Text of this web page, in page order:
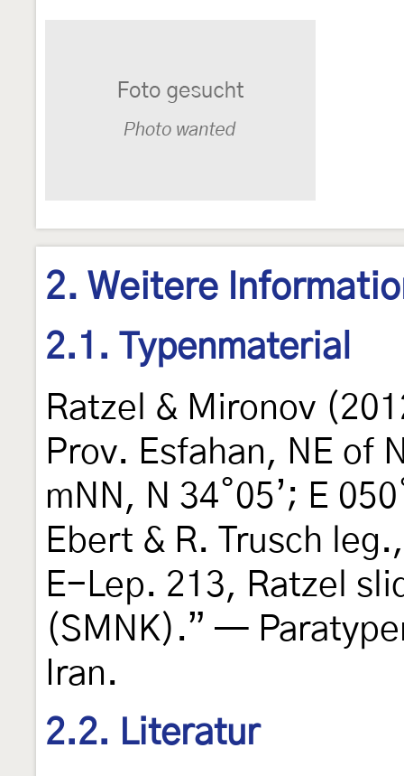
2. Weitere
2.1. Typenmaterial
Ratzel & Mironov
Prov. Esfahan, NE of
mNN, N 34˚05’; E
Ebert & R. Trusch
E-Lep. 213, Ratzel
(SMNK).” —
Iran.
2.2. Literatur